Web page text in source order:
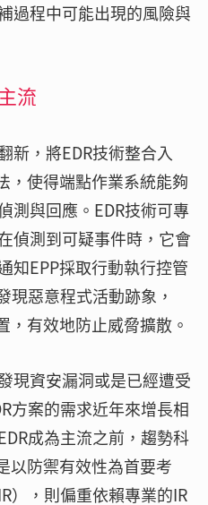
過程中可能出現的風險與
流
新，將EDR技術整合入
，使得端點作業系統能夠
測與回應。EDR技術可專
偵測到可疑事件時，它會
知EPP採取行動執行控管
現惡意程式活動跡象，
，有效地防止威脅擴散。
現資安漏洞或是已經遭受
方案的需求近年來增長相
成為主流之前，趨勢科
以防禦有效性為首要考
），則偏重依賴專業的IR